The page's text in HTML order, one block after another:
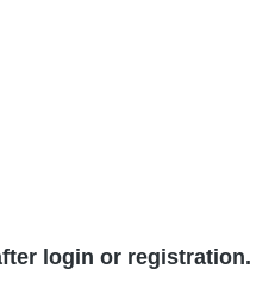
login or registration.